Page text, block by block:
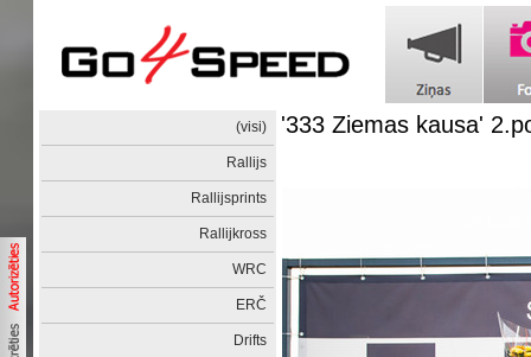
(visi)
Rallijs
Rallijsprints
Rallijkross
WRC
ERČ
Drifts
'333 Ziemas kausa'